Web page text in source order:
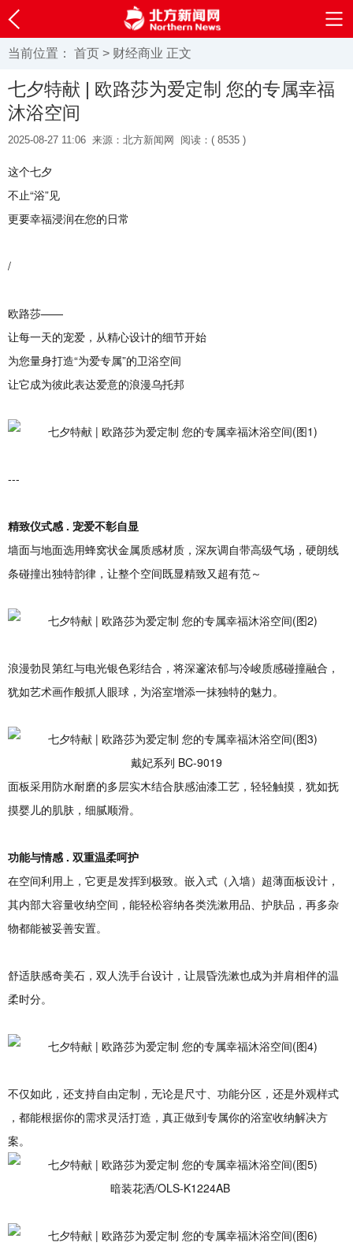
当前位置： 首页 > 财经商业 正文
七夕特献 | 欧路莎为爱定制 您的专属幸福
沐浴空间
2025-08-27 11:06 来源：北方新闻网 阅读：( 8535 )
这个七夕
不止“浴”见
更要幸福浸润在您的日常
/
欧路莎——
让每一天的宠爱，从精心设计的细节开始
为您量身打造“为爱专属”的卫浴空间
让它成为彼此表达爱意的浪漫乌托邦
---
精致仪式感 . 宠爱不彰自显
墙面与地面选用蜂窝状金属质感材质，深灰调自带高级气场，硬朗线
条碰撞出独特韵律，让整个空间既显精致又超有范～
浪漫勃艮第红与电光银色彩结合，将深邃浓郁与冷峻质感碰撞融合，
犹如艺术画作般抓人眼球，为浴室增添一抹独特的魅力。
戴妃系列 BC-9019
面板采用防水耐磨的多层实木结合肤感油漆工艺，轻轻触摸，犹如抚
摸婴儿的肌肤，细腻顺滑。
功能与情感 . 双重温柔呵护
在空间利用上，它更是发挥到极致。嵌入式（入墙）超薄面板设计，
其内部大容量收纳空间，能轻松容纳各类洗漱用品、护肤品，再多杂
物都能被妥善安置。
舒适肤感奇美石，双人洗手台设计，让晨昏洗漱也成为并肩相伴的温
柔时分。
不仅如此，还支持自由定制，无论是尺寸、功能分区，还是外观样式
，都能根据你的需求灵活打造，真正做到专属你的浴室收纳解决方
案。
暗装花洒/OLS-K1224AB